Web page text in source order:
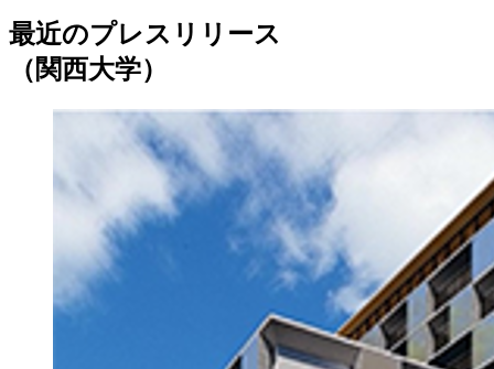
最近のプレスリリース
（関西大学）